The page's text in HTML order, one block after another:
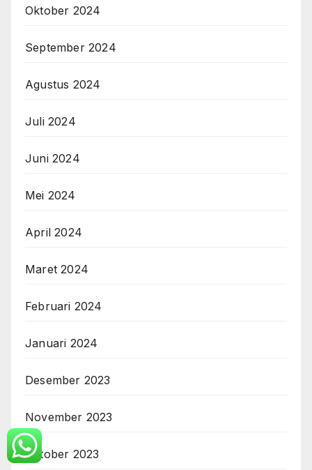
Oktober 2024
September 2024
Agustus 2024
Juli 2024
Juni 2024
Mei 2024
April 2024
Maret 2024
Februari 2024
Januari 2024
Desember 2023
November 2023
Oktober 2023